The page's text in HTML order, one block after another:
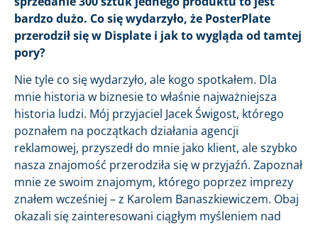
bardzo dużo. Co się wydarzyło, że PosterPlate
przerodził się w Displate i jak to wygląda od tamtej
pory?
Nie tyle co się wydarzyło, ale kogo spotkałem. Dla
mnie historia w biznesie to właśnie najważniejsza
historia ludzi. Mój przyjaciel Jacek Świgost, którego
poznałem na początkach działania agencji
reklamowej, przyszedł do mnie jako klient, ale szybko
nasza znajomość przerodziła się w przyjaźń. Zapoznał
mnie ze swoim znajomym, którego poprzez imprezy
znałem wcześniej – z Karolem Banaszkiewiczem. Obaj
okazali się zainteresowani ciągłym myśleniem nad